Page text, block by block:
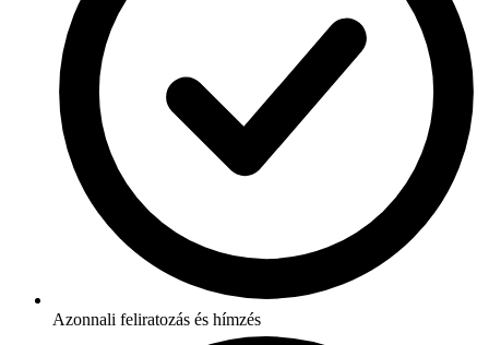
Azonnali feliratozás és hímzés